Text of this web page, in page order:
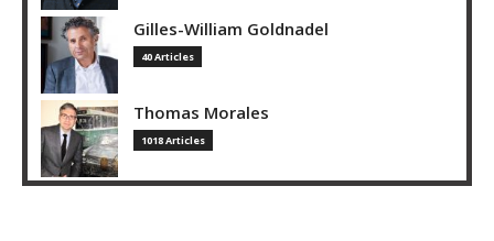
Gilles-William Goldnadel
40 Articles
Thomas Morales
1018 Articles